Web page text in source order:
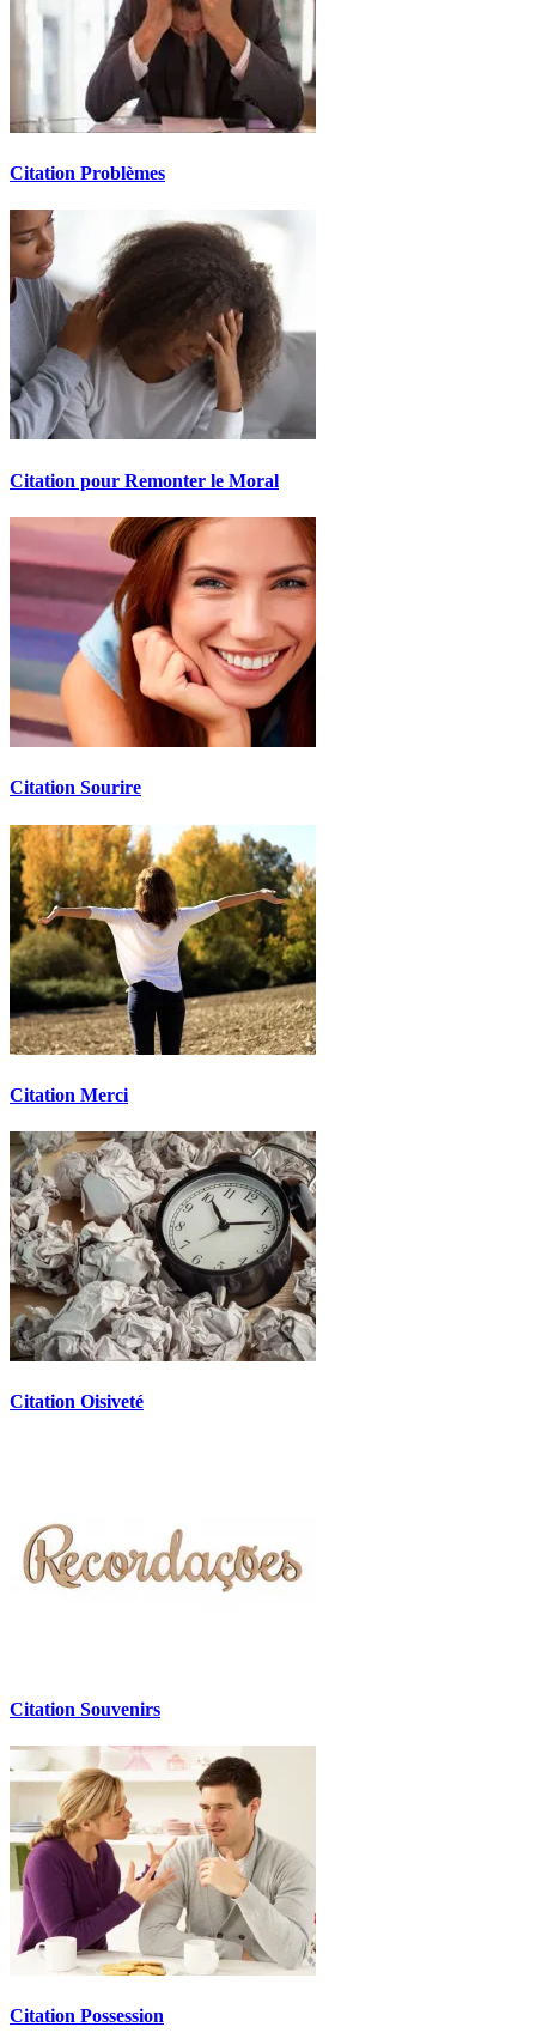
Citation Problèmes
Citation pour Remonter le Moral
Citation Sourire
Citation Merci
Citation Oisiveté
Citation Souvenirs
Citation Possession